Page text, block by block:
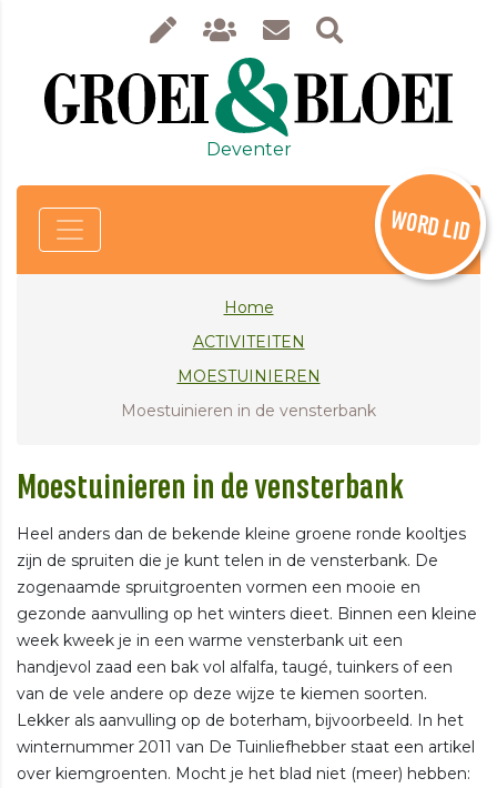
Deventer
WORD LID
Home
ACTIVITEITEN
MOESTUINIEREN
Moestuinieren in de vensterbank
Moestuinieren in de vensterbank
Heel anders dan de bekende kleine groene ronde kooltjes
zijn de spruiten die je kunt telen in de vensterbank. De
zogenaamde spruitgroenten vormen een mooie en
gezonde aanvulling op het winters dieet. Binnen een kleine
week kweek je in een warme vensterbank uit een
handjevol zaad een bak vol alfalfa, taugé, tuinkers of een
van de vele andere op deze wijze te kiemen soorten.
Lekker als aanvulling op de boterham, bijvoorbeeld. In het
winternummer 2011 van De Tuinliefhebber staat een artikel
over kiemgroenten. Mocht je het blad niet (meer) hebben: